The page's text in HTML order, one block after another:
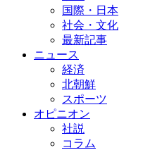
国際・日本
社会・文化
最新記事
ニュース
経済
北朝鮮
スポーツ
オピニオン
社説
コラム